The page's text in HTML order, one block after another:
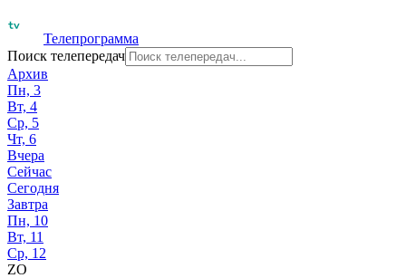
Телепрограмма
Поиск телепередач
Архив
Пн, 3
Вт, 4
Ср, 5
Чт, 6
Вчера
Сейчас
Сегодня
Завтра
Пн, 10
Вт, 11
Ср, 12
ZO